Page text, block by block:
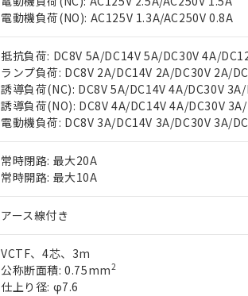
電動機負荷(NO): AC125V 1.3A/AC250V 0.8A
抵抗負荷: DC8V 5A/DC14V 5A/DC30V 4A/
ランプ負荷: DC8V 2A/DC14V 2A/DC30V 2A/
誘導負荷(NC): DC8V 5A/DC14V 4A/DC30V
誘導負荷(NO): DC8V 4A/DC14V 4A/DC30V
電動機負荷: DC8V 3A/DC14V 3A/DC30V 3A/
常時閉路: 最大20A
常時開路: 最大10A
アース線付き
VCTF、4芯、3m
公称断面積: 0.75mm2
仕上り径: φ7.6
※1 対応状況
対応予定：EU RoHS指令（
対応予定なし：EU RoHS指
調査・確認中：EU RoHS指
仕入先様の事情により、非含
「×」：最大均質材料含有率